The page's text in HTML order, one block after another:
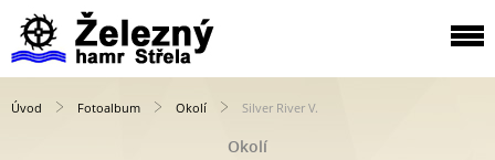
Úvod Fotoalbum Okolí Silver River V.
Okolí